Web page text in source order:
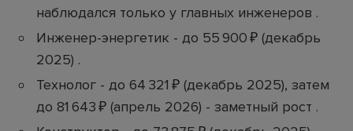
наблюдался только у главных инженеров .
Инженер-энергетик - до 55 900 ₽ (декабрь
2025) .
Технолог - до 64 321 ₽ (декабрь 2025), затем
до 81 643 ₽ (апрель 2026) - заметный рост .